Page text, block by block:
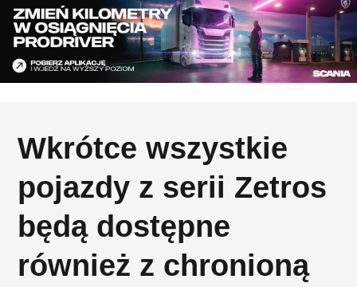
Wkrótce wszystkie
pojazdy z serii Zetros
będą dostępne
również z chronioną